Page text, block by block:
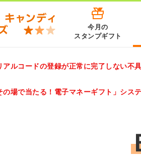
今月の
スタンプギフト
アルコードの登録が正常に完了しない不
の場で当たる！電子マネーギフト」シス